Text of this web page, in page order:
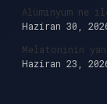
Alüminyum
Haziran 30,
Melatoninin
Haziran 23,